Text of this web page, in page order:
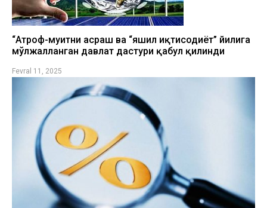
“Атроф-муҳитни асраш ва “яшил иқтисодиёт” йилига
мўлжалланган давлат дастури қабул қилинди
Fevral 11, 2025